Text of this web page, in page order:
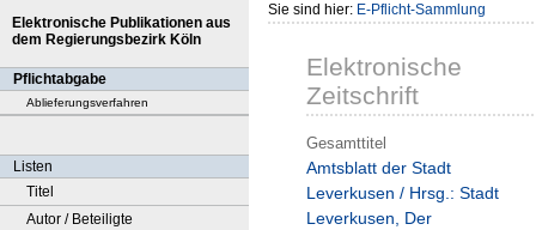
Elektronische Publikationen aus
dem Regierungsbezirk Köln
Pflichtabgabe
Ablieferungsverfahren
Listen
Titel
Autor / Beteiligte
Sie sind hier: E-Pflicht-Sammlung
Elektronische
Zeitschrift
Gesamttitel
Amtsblatt der Stadt
Leverkusen / Hrsg.: Stadt
Leverkusen, Der